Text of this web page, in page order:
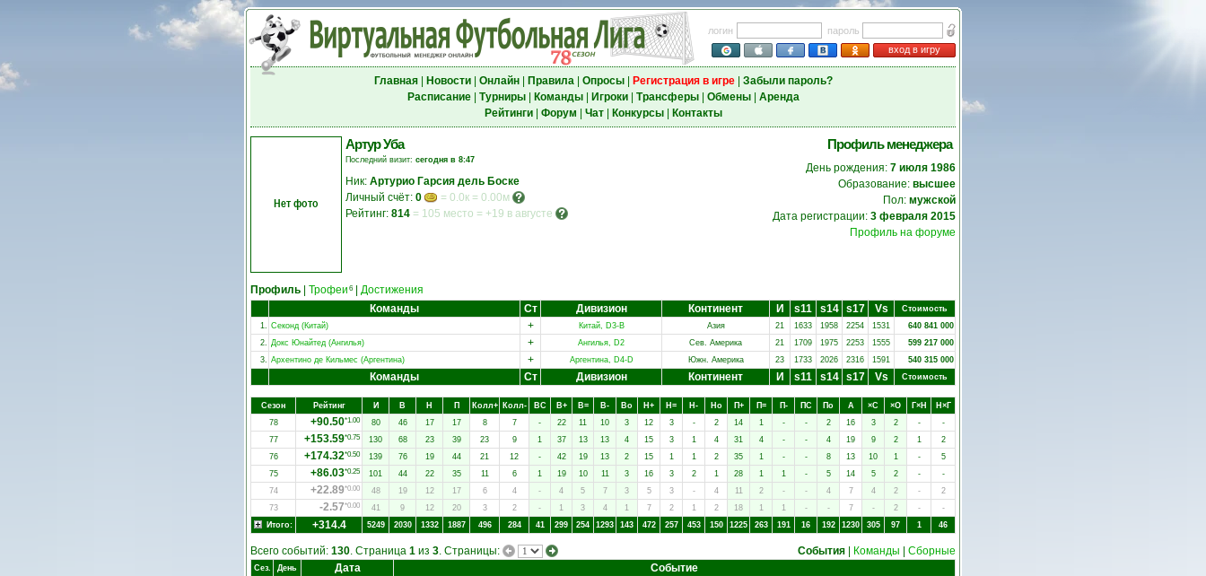
логин
пароль
вход в игру
Главная| Новости| Онлайн| Правила| Опросы| Регистрация в игре| Забыли пароль?
Расписание| Турниры| Команды| Игроки| Трансферы| Обмены| Аренда
Рейтинги| Форум Чат| Конкурсы| Контакты
Нет фото
Артур Уба
Последний визит: сегодня в 8:47
Ник: Артурио Гарсия дель Боске
Личный счёт: 0
= 0.0к = 0.00м
Рейтинг: 814 = 105 место = +19 в августе
Профиль менеджера
День рождения: 7 июля 1986
Образование: высшее
Пол: мужской
Дата регистрации: 3 февраля 2015
Профиль на форуме
Профиль Трофеи 6
Достижения
Команды
Ст Дивизион Континент И s11 s14 s17 Vs
Стоимость
1. Секонд (Китай) + Китай, D3-B Азия 21 1633 1958 2254 1531
640 841 000
2. Докс Юнайтед (Ангилья) + Ангилья, D2 Сев. Америка 21 1709 1975 2253 1555
599 217 000
3. Архентино де Кильмес (Аргентина) + Аргентина, D4-D Южн. Америка 23 1733 2026 2316 1591 540 315 000
Команды Ст Дивизион Континент И s11 s14 s17 Vs Стоимость
Сезон Рейтинг И В Н П Колл+ Колл- ВC В+ В= В- Вo Н+ Н= Н- Нo П+ П= П- ПC Пo А ×C ×O Г×Н
Н×Г
78
+90.50*1.00 80 46 17 17 8 7 - 22 11 10 3 12 3 - 2 14 1 - - 2 16 3 2 -
-
77
+153.59*0.75 130 68 23 39 23 9 1 37 13 13 4 15 3 1 4 31 4 - - 4 19 9 2 1
2
76
+174.32*0.50 139 76 19 44 21 12 - 42 19 13 2 15 1 1 2 35 1 - - 8 13 10 1 -
5
75
+86.03*0.25 101 44 22 35 11 6 1 19 10 11 3 16 3 2 1 28 1 1 - 5 14 5 2 -
-
74
+22.89*0.00 48 19 12 17 6 4 - 4 5 7 3 5 3 - 4 11 2 - - 4 7 4 2 -
2
73
-2.57*0.00 41 9 12 20 3 2 - 1 3 4 1 7 2 1 2 18 1 1 - - 7 - 2 -
-
Итого:
+314.4 5249 2030 1332 1887 496 284 41 299 254 1293 143 472 257 453 150 1225 263 191 16 192 1230 305 97 1 46
Всего событий: 130. Страница 1 из 3. Страницы: События Команды Сборные
Сез. День Дата Событие